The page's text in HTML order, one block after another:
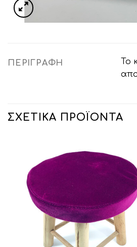
ΠΕΡΙΓΡΑΦΉ
Το
ΣΧΕΤΙΚΆ ΠΡΟΪΌΝΤΑ